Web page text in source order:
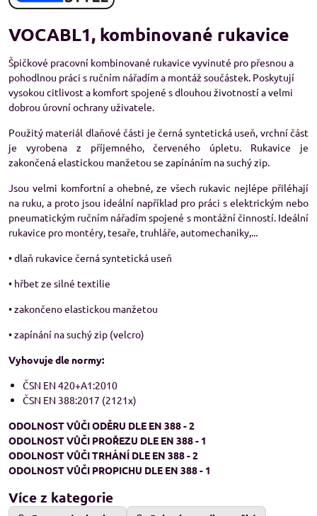
VOCABL1, kombinované rukavice
Špičkové pracovní kombinované rukavice vyvinuté pro přesnou a
pohodlnou práci s ručním nářadím a montáž součástek. Poskytují
vysokou citlivost a komfort spojené s dlouhou životností a velmi
dobrou úrovní ochrany uživatele.
Použitý materiál dlaňové části je černá syntetická useň, vrchní část
je vyrobena z příjemného, červeného úpletu. Rukavice je
zakončená elastickou manžetou se zapínáním na suchý zip.
Jsou velmi komfortní a ohebné, ze všech rukavic nejlépe přiléhají
na ruku, a proto jsou ideální například pro práci s elektrickým nebo
pneumatickým ručním nářadím spojené s montážní činností. Ideální
rukavice pro montéry, tesaře, truhláře, automechaniky,...
• dlaň rukavice černá syntetická useň
• hřbet ze silné textilie
• zakončeno elastickou manžetou
• zapínání na suchý zip (velcro)
Vyhovuje dle normy:
ČSN EN 420+A1:2010
ČSN EN 388:2017 (2121x)
ODOLNOST VŮČI ODĚRU DLE EN 388 - 2
ODOLNOST VŮČI PROŘEZU DLE EN 388 - 1
ODOLNOST VŮČI TRHÁNÍ DLE EN 388 - 2
ODOLNOST VŮČI PROPICHU DLE EN 388 - 1
Více z kategorie